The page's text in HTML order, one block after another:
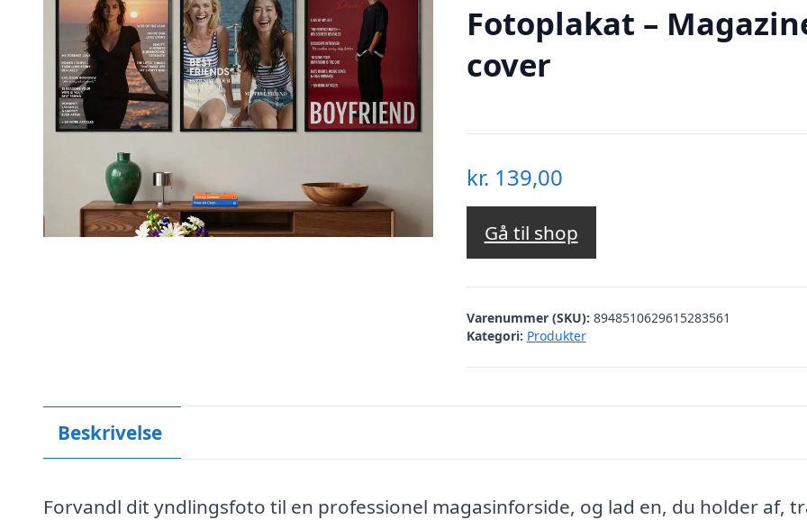
Fotoplakat –
cover
kr. 139,00
Gå til shop
Varenummer (SKU): 8948510629615283561
Kategori: Produkter
Beskrivelse
Forvandl dit yndlingsfoto til en professionel magasinforside, og lad en, du holder af,